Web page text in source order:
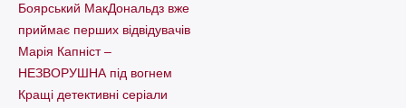
Боярський МакДональдз вже
приймає перших відвідувачів
Марія Капніст –
НЕЗВОРУШНА під вогнем
Кращі детективні серіали